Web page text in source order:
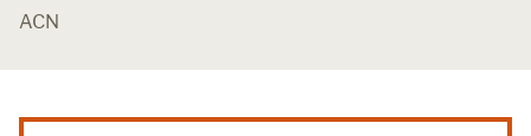
ACN